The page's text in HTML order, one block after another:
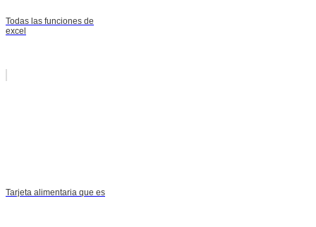
Todas las funciones de
excel
Tarjeta alimentaria que es